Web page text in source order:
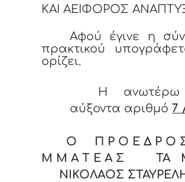
ΚΑΙ ΑΕΙΦΟΡΟΣ
Αφού έγινε η
πρακτικού
ορίζει.
Η
αύξοντα αριθμό 7
Ο Π Ρ Ο Ε Δ
Μ Μ Α Τ Ε Α Σ ΤΑ
ΝΙΚΟΛΑΟΣ